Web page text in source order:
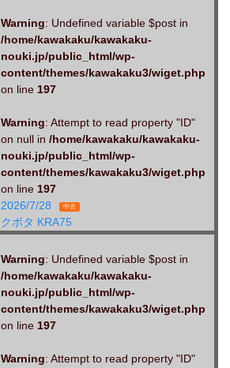
Warning: Undefined variable $post in
/home/kawakaku/kawakaku-
nouki.jp/public_html/wp-
content/themes/kawakaku3/wiget.php
on line 197
Warning: Attempt to read property "ID"
on null in /home/kawakaku/kawakaku-
nouki.jp/public_html/wp-
content/themes/kawakaku3/wiget.php
on line 197
2026/7/28
中古
クボタ KRA75
Warning: Undefined variable $post in
/home/kawakaku/kawakaku-
nouki.jp/public_html/wp-
content/themes/kawakaku3/wiget.php
on line 197
Warning: Attempt to read property "ID"